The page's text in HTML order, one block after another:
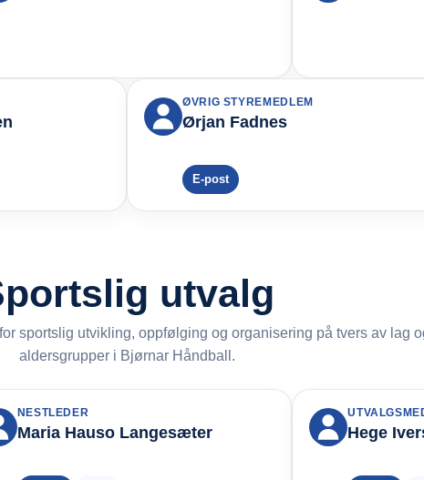
ØVRIG STYREMEDLEM
Ørjan Fadnes
E-post
utvalg
sportslig utvikling, oppfølging og organisering på tvers av lag
aldersgrupper i Bjørnar Håndball.
NESTLEDER
Maria Hauso Langesæter Hege